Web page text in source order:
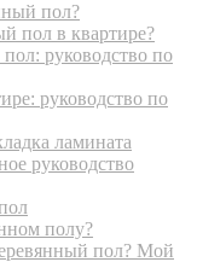
пол?
пол в квартире?
руководство по
руководство по
ламината
руководство
полу?
пол? Мой